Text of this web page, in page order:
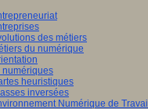
des métiers
du numérique
numériques
heuristiques
inversées
Numérique de Travail